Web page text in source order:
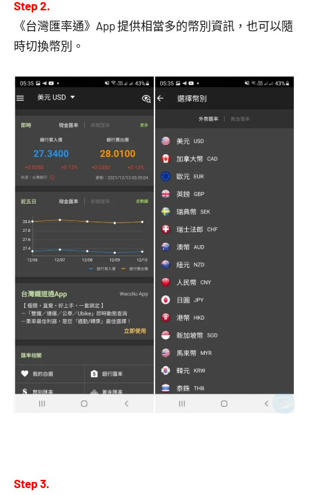
Step 2.
《台灣匯率通》App 提供相當多的幣別資訊，也可以隨
時切換幣別。
Step 3.